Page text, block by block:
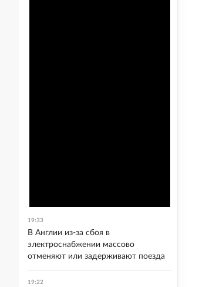
19:33
В Англии из-за сбоя в
электроснабжении массово
отменяют или задерживают поезда
19:22